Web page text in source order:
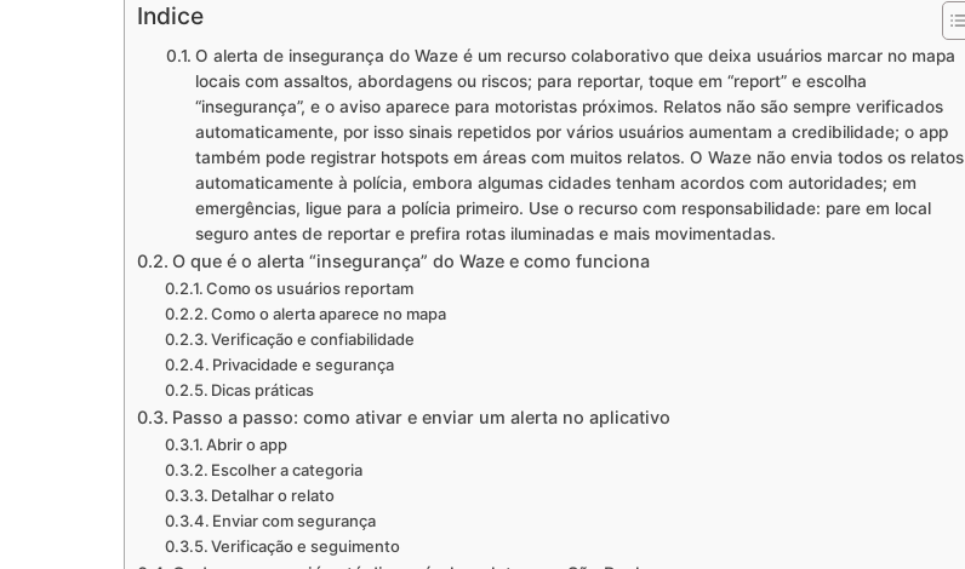
Indice
O alerta de insegurança do Waze é um recurso colaborativo que deixa usuários marcar no mapa
locais com assaltos, abordagens ou riscos; para reportar, toque em “report” e escolha
“insegurança”, e o aviso aparece para motoristas próximos. Relatos não são sempre verificados
automaticamente, por isso sinais repetidos por vários usuários aumentam a credibilidade; o app
também pode registrar hotspots em áreas com muitos relatos. O Waze não envia todos os relatos
automaticamente à polícia, embora algumas cidades tenham acordos com autoridades; em
emergências, ligue para a polícia primeiro. Use o recurso com responsabilidade: pare em local
seguro antes de reportar e prefira rotas iluminadas e mais movimentadas.
O que é o alerta “insegurança” do Waze e como funciona
Como os usuários reportam
Como o alerta aparece no mapa
Verificação e confiabilidade
Privacidade e segurança
Dicas práticas
Passo a passo: como ativar e enviar um alerta no aplicativo
Abrir o app
Escolher a categoria
Detalhar o relato
Enviar com segurança
Verificação e seguimento